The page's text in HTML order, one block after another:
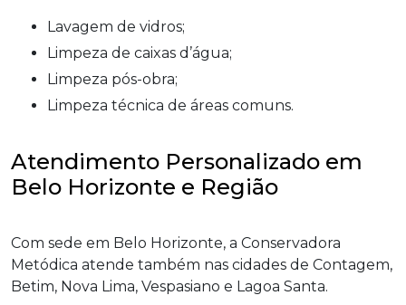
Lavagem de vidros;
Limpeza de caixas d’água;
Limpeza pós-obra;
Limpeza técnica de áreas comuns.
Atendimento Personalizado em
Belo Horizonte e Região
Com sede em Belo Horizonte, a Conservadora
Metódica atende também nas cidades de Contagem,
Betim, Nova Lima, Vespasiano e Lagoa Santa.